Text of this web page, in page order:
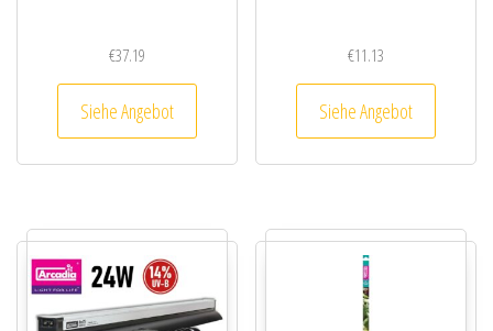
€37.19
Siehe Angebot
€11.13
Siehe Angebot